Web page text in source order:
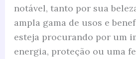
notável, tanto por sua
ampla gama de usos e
esteja procurando por um
energia, proteção ou uma